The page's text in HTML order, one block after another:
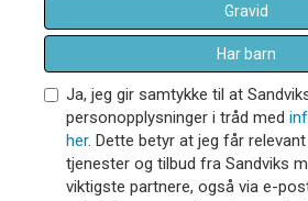
Gravid
Har barn
Ja, jeg gir samtykke til at
personopplysninger i tråd med
her. Dette betyr at jeg får
tjenester og tilbud fra Sandviks
viktigste partnere, også via e-